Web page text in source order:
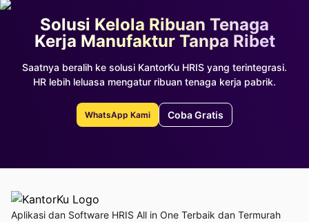
Solusi Kelola Ribuan Tenaga
Kerja Manufaktur Tanpa Ribet
Saatnya beralih ke solusi KantorKu HRIS yang terintegrasi.
HR lebih leluasa mengatur ribuan tenaga kerja pabrik.
WhatsApp Kami Coba Gratis
Aplikasi dan Software HRIS All in One Terbaik dan Termurah